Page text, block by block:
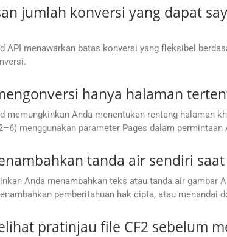
jumlah konversi yang dapat
API menawarkan batas konversi yang fleksibel
hanya halaman
memungkinkan Anda menentukan rentang halaman
menggunakan parameter Pages dalam permintaan
tanda air sendiri
Anda menambahkan teks atau tanda air
pemberitahuan hak cipta, atau menandai
pratinjau file CF2 sebelum